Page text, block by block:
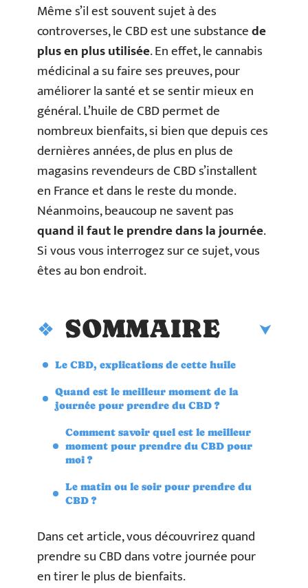
Même s’il est souvent sujet à des
controverses, le CBD est une substancede
plus en plus utilisée. En effet, le cannabis
médicinal a su faire ses preuves, pour
améliorer la santé et se sentir mieux en
général. L’huile de CBD permet de
nombreux bienfaits, si bien que depuis ces
dernières années, de plus en plus de
magasins revendeurs de CBD s’installent
en France et dans le reste du monde.
Néanmoins, beaucoup ne savent pas
quand il faut le prendre dans la journée.
Si vous vous interrogez sur ce sujet, vous
êtes au bon endroit.
SOMMAIRE
Le CBD, explications de cette huile
Quand est le meilleur moment de la
journée pour prendre du CBD ?
Comment savoir quel est le meilleur
moment pour prendre du CBD pour
moi ?
Le matin ou le soir pour prendre du
CBD ?
Dans cet article, vous découvrirez quand
prendre su CBD dans votre journée pour
en tirer le plus de bienfaits.